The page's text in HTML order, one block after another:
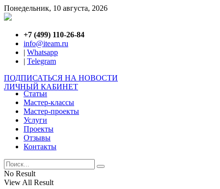
Понедельник, 10 августа, 2026
+7 (499) 110-26-84
info@iteam.ru
| Whatsapp
| Telegram
ПОДПИСАТЬСЯ НА НОВОСТИ
ЛИЧНЫЙ КАБИНЕТ
Статьи
Мастер-классы
Мастер-проекты
Услуги
Проекты
Отзывы
Контакты
No Result
View All Result